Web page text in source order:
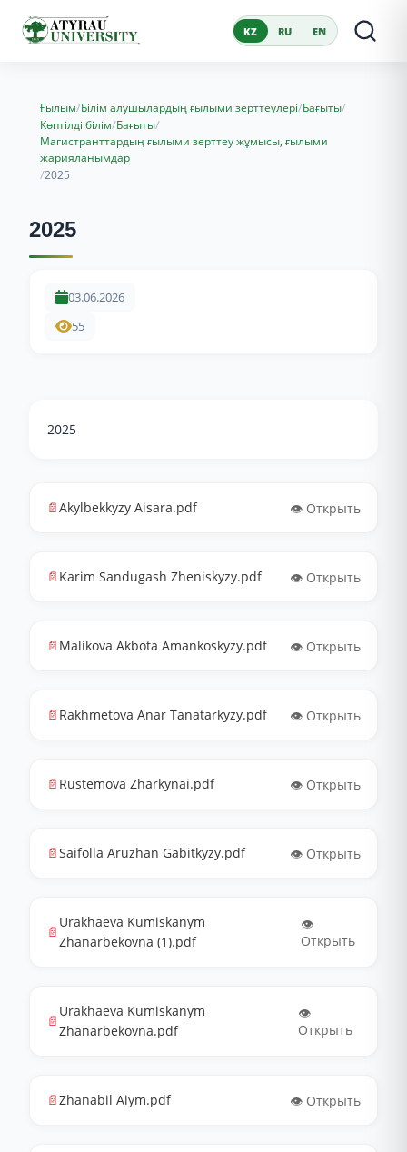
KZ RU EN
Ғылым/Білім алушылардың ғылыми зерттеулері/Бағыты/
Көптілді білім/Бағыты/
Магистранттардың ғылыми зерттеу жұмысы, ғылыми
жарияланымдар
/2025
2025
03.06.2026
55
2025
📄Akylbekkyzy Aisara.pdf 👁️ Открыть
📄 Karim Sandugash Zheniskyzy.pdf 👁️ Открыть
📄 Malikova Akbota Amankoskyzy.pdf 👁️ Открыть
📄 Rakhmetova Anar Tanatarkyzy.pdf 👁️ Открыть
📄 Rustemova Zharkynai.pdf 👁️ Открыть
📄Saifolla Aruzhan Gabitkyzy.pdf 👁️ Открыть
📄
Urakhaeva Kumiskanym
Zhanarbekovna (1).pdf
👁️
Открыть
📄
Urakhaeva Kumiskanym
Zhanarbekovna.pdf
👁️
Открыть
📄Zhanabil Aiym.pdf 👁️ Открыть